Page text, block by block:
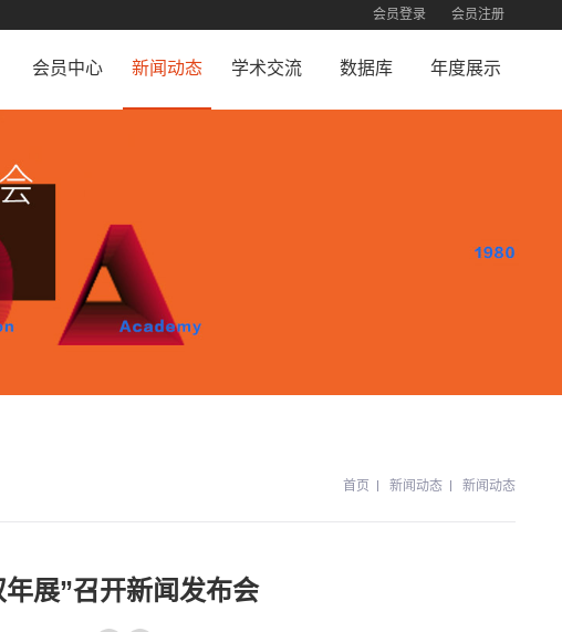
会员登录 会员注册
会员中心 新闻动态 学术交流 数据库 年度展示
首页 新闻动态 新闻动态
展”召开新闻发布会